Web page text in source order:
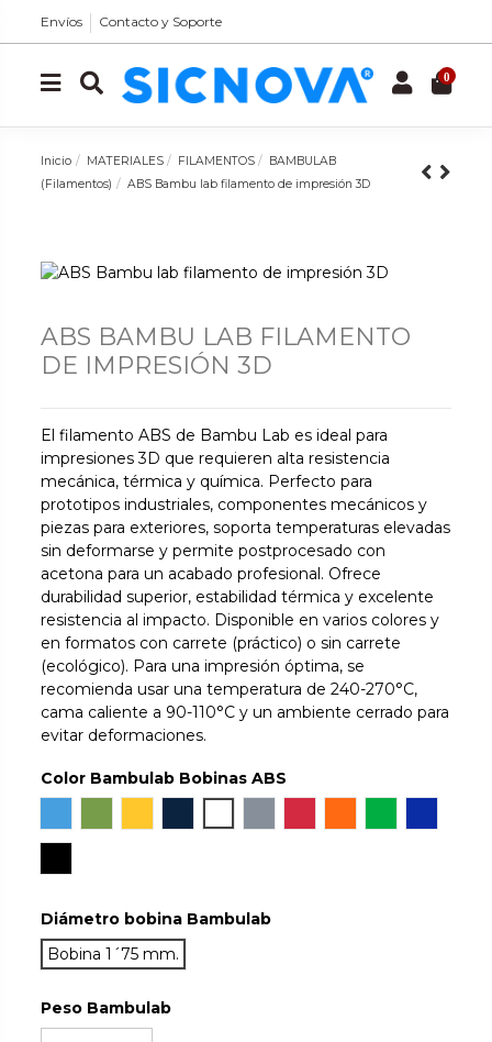
Envíos Contacto y Soporte
0
Inicio MATERIALES FILAMENTOS
BAMBULAB
(Filamentos)
ABS Bambu lab filamento de impresión 3D
ABS BAMBU LAB FILAMENTO
DE IMPRESIÓN 3D
El filamento ABS de Bambu Lab es ideal para
impresiones 3D que requieren alta resistencia
mecánica, térmica y química. Perfecto para
prototipos industriales, componentes mecánicos y
piezas para exteriores, soporta temperaturas elevadas
sin deformarse y permite postprocesado con
acetona para un acabado profesional. Ofrece
durabilidad superior, estabilidad térmica y excelente
resistencia al impacto. Disponible en varios colores y
en formatos con carrete (práctico) o sin carrete
(ecológico). Para una impresión óptima, se
recomienda usar una temperatura de 240-270°C,
cama caliente a 90-110°C y un ambiente cerrado para
evitar deformaciones.
Color Bambulab Bobinas ABS
Diámetro bobina Bambulab
Bobina 1´75 mm.
Peso Bambulab